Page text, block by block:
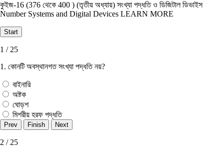
কুইজ-16 (376 থেকে 400 ) (তৃতীয় অধ্যায়) সংখ্যা পদ্ধতি ও ডিজিটাল ডিভাইস
Number Systems and Digital Devices LEARN MORE
1 / 25
1. কোনটি অবস্থানগত সংখ্যা পদ্ধতি নয়?
বাইনারি
অষ্টক
ঘােড়শ
মিশরীয় হরফ পদ্ধতি
2 / 25